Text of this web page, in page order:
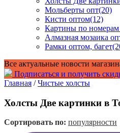
Мольберты опт(20)
Кисти оптом(12)
Картины по
Алмазная мозаика
Рамки оптом, багет
Все актуальные новости
Подписаться и получить
Главная /Чистые холсты
Холсты Две картинки в
Сортировать по: популярности